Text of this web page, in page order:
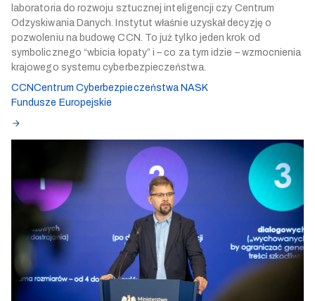
laboratoria do rozwoju sztucznej inteligencji czy Centrum
Odzyskiwania Danych. Instytut właśnie uzyskał decyzję o
pozwoleniu na budowę CCN. To już tylko jeden krok od
symbolicznego “wbicia łopaty” i – co za tym idzie – wzmocnienia
krajowego systemu cyberbezpieczeństwa.
CCNCentrum Cyberbezpieczeństwa NASK
Fundusze Europejskie